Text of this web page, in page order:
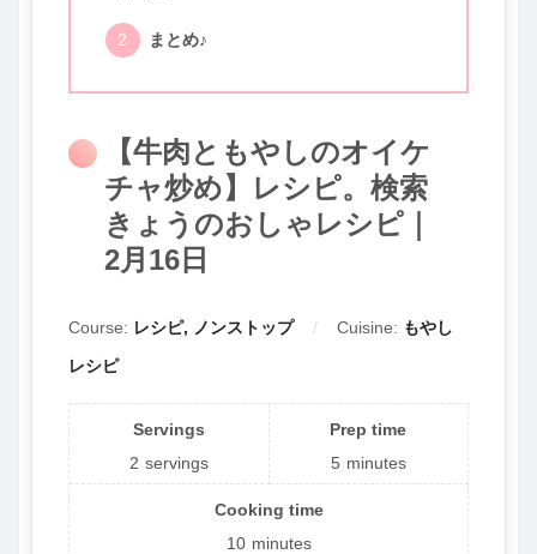
まとめ♪
【牛肉ともやしのオイケ
チャ炒め】レシピ。検索
きょうのおしゃレシピ｜
2月16日
Course: レシピ, ノンストップ Cuisine: もやし
レシピ
Servings
2 servings
Prep time
5 minutes
Cooking time
10 minutes